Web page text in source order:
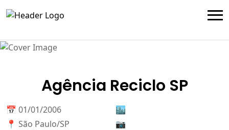
Agência Reciclo SP
📅 01/01/2006
🏙️
📍 São Paulo/SP
📷